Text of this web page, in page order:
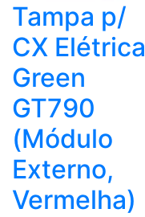
Tampa p/
CX Elétrica
Green
GT790
(Módulo
Externo,
Vermelha)